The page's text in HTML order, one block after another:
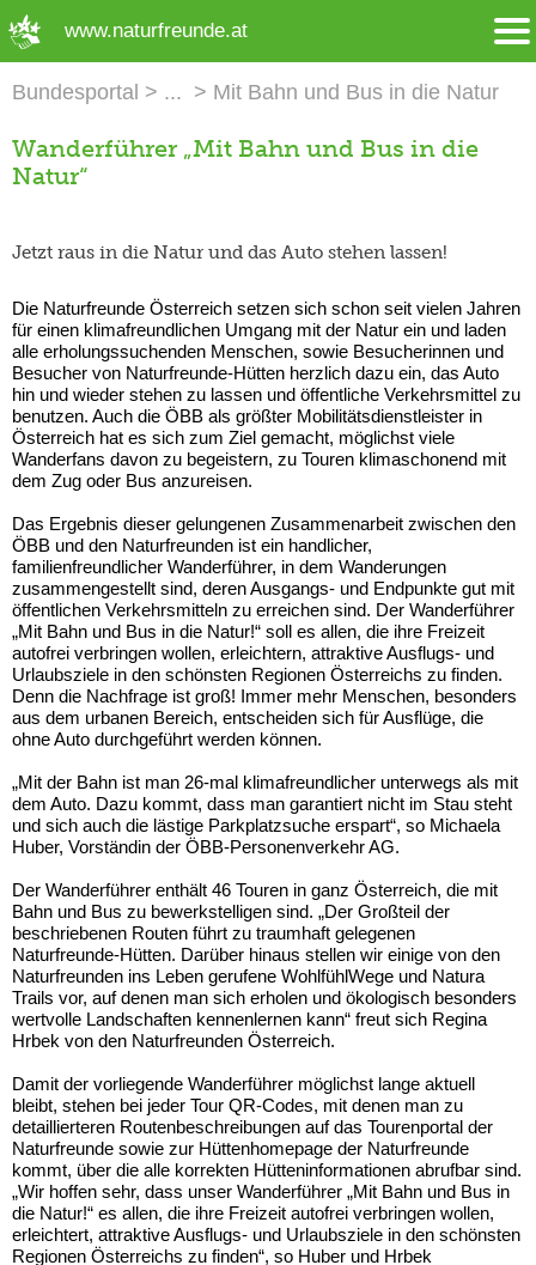
www.naturfreunde.at
Bundesportal Mit Bahn und Bus in die Natur
Wanderführer „Mit Bahn und Bus in die
Natur“
Jetzt raus in die Natur und das Auto stehen lassen!
Die Naturfreunde Österreich setzen sich schon seit vielen Jahren
für einen klimafreundlichen Umgang mit der Natur ein und laden
alle erholungssuchenden Menschen, sowie Besucherinnen und
Besucher von Naturfreunde-Hütten herzlich dazu ein, das Auto
hin und wieder stehen zu lassen und öffentliche Verkehrsmittel zu
benutzen. Auch die ÖBB als größter Mobilitätsdienstleister in
Österreich hat es sich zum Ziel gemacht, möglichst viele
Wanderfans davon zu begeistern, zu Touren klimaschonend mit
dem Zug oder Bus anzureisen.
Das Ergebnis dieser gelungenen Zusammenarbeit zwischen den
ÖBB und den Naturfreunden ist ein handlicher,
familienfreundlicher Wanderführer, in dem Wanderungen
zusammengestellt sind, deren Ausgangs- und Endpunkte gut mit
öffentlichen Verkehrsmitteln zu erreichen sind. Der Wanderführer
„Mit Bahn und Bus in die Natur!“ soll es allen, die ihre Freizeit
autofrei verbringen wollen, erleichtern, attraktive Ausflugs- und
Urlaubsziele in den schönsten Regionen Österreichs zu finden.
Denn die Nachfrage ist groß! Immer mehr Menschen, besonders
aus dem urbanen Bereich, entscheiden sich für Ausflüge, die
ohne Auto durchgeführt werden können.
„Mit der Bahn ist man 26-mal klimafreundlicher unterwegs als mit
dem Auto. Dazu kommt, dass man garantiert nicht im Stau steht
und sich auch die lästige Parkplatzsuche erspart“, so Michaela
Huber, Vorständin der ÖBB-Personenverkehr AG.
Der Wanderführer enthält 46 Touren in ganz Österreich, die mit
Bahn und Bus zu bewerkstelligen sind. „Der Großteil der
beschriebenen Routen führt zu traumhaft gelegenen
Naturfreunde-Hütten. Darüber hinaus stellen wir einige von den
Naturfreunden ins Leben gerufene WohlfühlWege und Natura
Trails vor, auf denen man sich erholen und ökologisch besonders
wertvolle Landschaften kennenlernen kann“ freut sich Regina
Hrbek von den Naturfreunden Österreich.
Damit der vorliegende Wanderführer möglichst lange aktuell
bleibt, stehen bei jeder Tour QR-Codes, mit denen man zu
detaillierteren Routenbeschreibungen auf das Tourenportal der
Naturfreunde sowie zur Hüttenhomepage der Naturfreunde
kommt, über die alle korrekten Hütteninformationen abrufbar sind.
„Wir hoffen sehr, dass unser Wanderführer „Mit Bahn und Bus in
die Natur!“ es allen, die ihre Freizeit autofrei verbringen wollen,
erleichtert, attraktive Ausflugs- und Urlaubsziele in den schönsten
Regionen Österreichs zu finden“, so Huber und Hrbek